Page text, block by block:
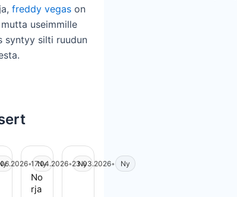
freddy vegas on
useimmille
syntyy silti ruudun
• Ny
17.04.2026• Ny
Les artikkel:
No
rja
23.03.2026• Ny